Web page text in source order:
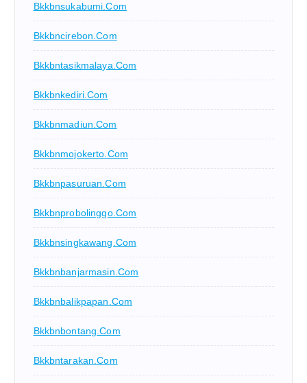
Bkkbnsukabumi.com
Bkkbncirebon.com
Bkkbntasikmalaya.com
Bkkbnkediri.com
Bkkbnmadiun.com
Bkkbnmojokerto.com
Bkkbnpasuruan.com
Bkkbnprobolinggo.com
Bkkbnsingkawang.com
Bkkbnbanjarmasin.com
Bkkbnbalikpapan.com
Bkkbnbontang.com
Bkkbntarakan.com